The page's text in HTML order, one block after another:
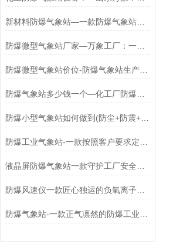
新材料防爆气象站—一款防爆气象站型号规格特别齐全的产品#（万象+包邮）
防爆微型气象站厂家—万象工厂：一个靠谱的防爆气象站系统厂家#（包邮+）
防爆微型气象站价位-防爆气象站生产报价看这里#（万象+2024）
防爆小型气象站如何做到(防尘+防震+防水+防爆+防腐)/万象厂家
防爆风速仪一款匠心独运的负氧离子监测设备批发2024已更新